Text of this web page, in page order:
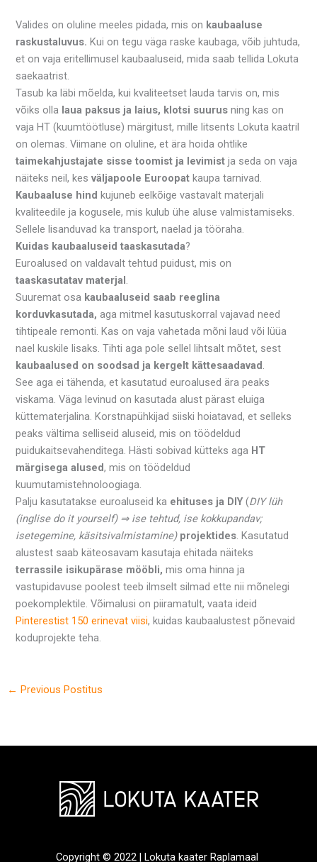
Valides on oluline meeles pidada, mis on kaubaaluse
raskustaluvus. Kui on tegu väga raske kaubaga, võib juhtuda,
et on vaja eritellimusel kaubaaluseid, mida saab tellida Lokuta
saekaatrist.
Tasub ka läbi mõelda, kui kvaliteetset lauda tarvis on, mis
võiks olla laua paksus ja laius, klotsi suurusning kas on
vaja HT (kuumtöötluse) märgitust, mille litsents Lokuta kaatril
on olemas. Viimane on oluline, et ära hoida ohtlike
taimekahjustajate sisse toomist ja levimistja seda on vaja
näiteks neil, kesväljapoole Euroopat kaupa tarnivad.
Kaubaaluse hind kujuneb eelkõige vastavalt materjali
kvaliteedile ja kogusele, mis kulub ühe aluse valmistamiseks.
Sellele lisanduvad ka transport, naelad ja tööraha.
Kuidas kaubaaluseid taaskasutada?
Euroalused on valdavalt tehtud puidust, mis on
taaskasutatav materjal.
Suuremat osa kaubaaluseid saab reeglina
korduvkasutada, aga mitmel kasutuskorral vajavad need
tihtipeale remonti. Kas on vaja vahetada mõni laud või lüüa
nael kuskile lisaks. Tihti aga pole sellel lihtsalt mõtet, sest
kaubaalused on soodsad ja kergelt kättesaadavad.
See aga ei tähenda, et kasutatud euroalused ära peaks
viskama. Väga levinud on kasutada alust pärast eluiga
küttematerjalina. Korstnapühkijad siiski hoiatavad, et selleks
peaks vältima selliseid aluseid, mis on töödeldud
puidukaitsevahenditega. Hästi sobivad kütteks aga HT
märgisega alused, mis on töödeldud
kuumutamistehnoloogiaga.
Palju kasutatakse euroaluseid ka ehituses ja DIY(DIY lüh
(inglise do it yourself) ⇒ ise tehtud, ise kokkupandav;
isetegemine, käsitsivalmistamine)projektides. Kasutatud
alustest saab käteosavam kasutaja ehitada näiteks
terrassile isikupärase mööbli, mis oma hinna ja
vastupidavuse poolest teeb ilmselt silmad ette nii mõnelegi
poekomplektile. Võimalusi on piiramatult, vaata ideid
Pinterestist 150 erinevat viisi, kuidas kaubaalustest põnevaid
koduprojekte teha.
← Previous Postitus
Copyright © 2022 | Lokuta kaater Raplamaal